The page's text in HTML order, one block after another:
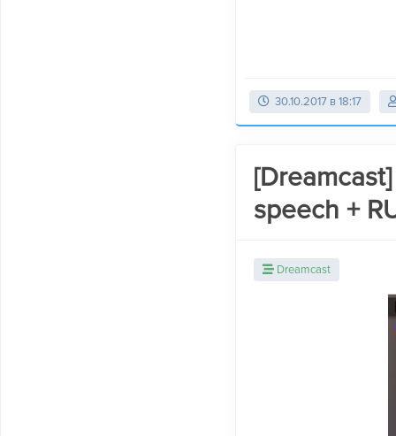
30.10.2017 в 18:17
speech +
Dreamcast